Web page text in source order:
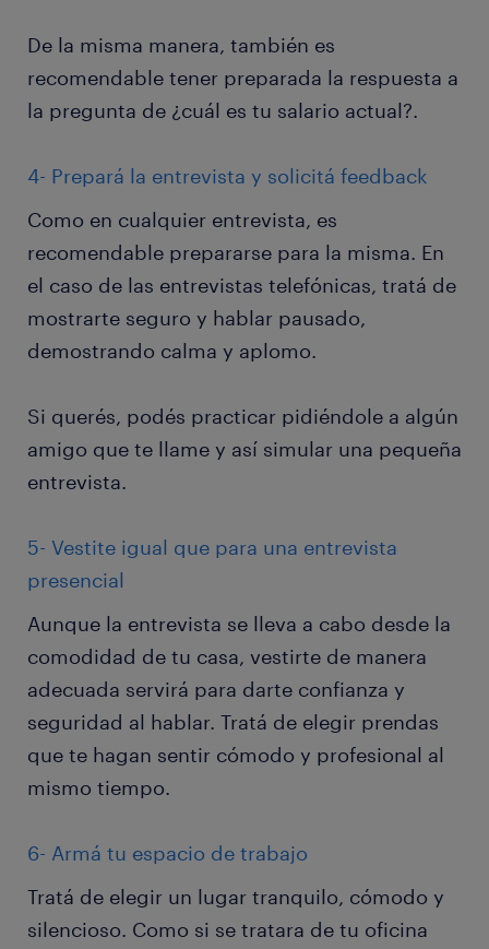
De la misma manera, también es
recomendable tener preparada la respuesta a
la pregunta de ¿cuál es tu salario actual?.
4- Prepará la entrevista y solicitá feedback
Como en cualquier entrevista, es
recomendable prepararse para la misma. En
el caso de las entrevistas telefónicas, tratá de
mostrarte seguro y hablar pausado,
demostrando calma y aplomo.
Si querés, podés practicar pidiéndole a algún
amigo que te llame y así simular una pequeña
entrevista.
5- Vestite igual que para una entrevista
presencial
Aunque la entrevista se lleva a cabo desde la
comodidad de tu casa, vestirte de manera
adecuada servirá para darte confianza y
seguridad al hablar. Tratá de elegir prendas
que te hagan sentir cómodo y profesional al
mismo tiempo.
6- Armá tu espacio de trabajo
Tratá de elegir un lugar tranquilo, cómodo y
silencioso. Como si se tratara de tu oficina